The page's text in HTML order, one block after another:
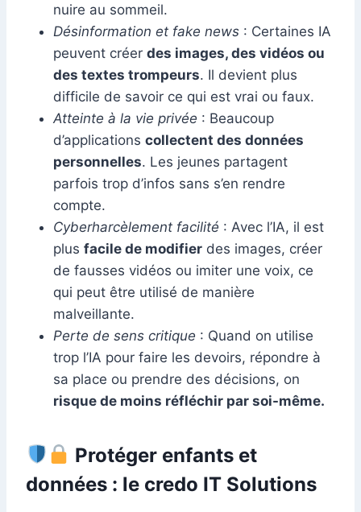
nuire au sommeil.
Désinformation et fake news : Certaines IA
peuvent créer des images, des vidéos ou
des textes trompeurs. Il devient plus
difficile de savoir ce qui est vrai ou faux.
Atteinte à la vie privée : Beaucoup
d’applications collectent des données
personnelles. Les jeunes partagent
parfois trop d’infos sans s’en rendre
compte.
Cyberharcèlement facilité : Avec l’IA, il est
plus facile de modifier des images, créer
de fausses vidéos ou imiter une voix, ce
qui peut être utilisé de manière
malveillante.
Perte de sens critique : Quand on utilise
trop l’IA pour faire les devoirs, répondre à
sa place ou prendre des décisions, on
risque de moins réfléchir par soi-même.
Protéger enfants et
données : le credo IT Solutions